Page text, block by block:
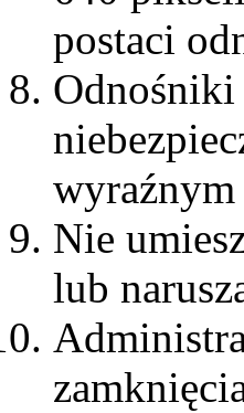
postaci
Odnośniki
wyraźnym
Nie
lub